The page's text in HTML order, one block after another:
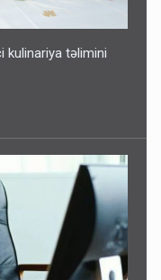
kulinariya təlimini